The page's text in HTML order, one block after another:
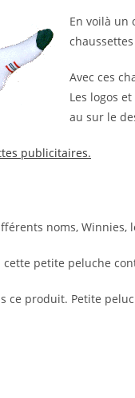
En voilà un
Avec ces
Les logos
au sur le
publicitaires.
noms, Winnies,
cette petite peluche
ce produit. Petite